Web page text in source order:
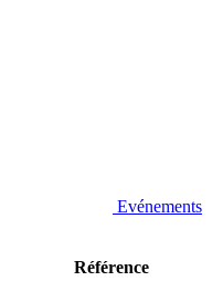
Evénements
Référence